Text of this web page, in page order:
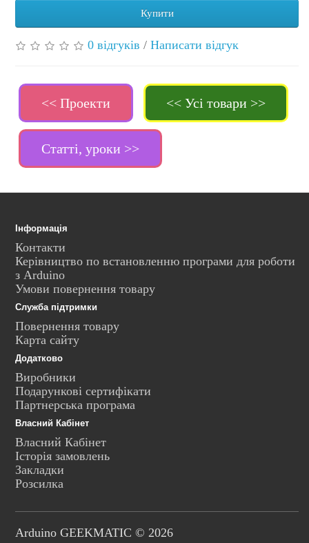
Купити
0 відгуків / Написати відгук
<< Проекти << Усі товари >>
Статті, уроки >>
Інформація
Контакти
Керівництво по встановленню програми для роботи
з Arduino
Умови повернення товару
Служба підтримки
Повернення товару
Карта сайту
Додатково
Виробники
Подарункові сертифікати
Партнерська програма
Власний Кабінет
Власний Кабінет
Історія замовлень
Закладки
Розсилка
Arduino GEEKMATIC © 2026